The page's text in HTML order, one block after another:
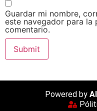
Guardar mi nombre,
este navegador para la
comentario.
Powered by